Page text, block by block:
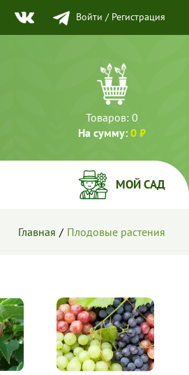
Войти / Регистрация
Товаров: 0
На сумму: 0 ₽
МОЙ САД
Главная Плодовые растения